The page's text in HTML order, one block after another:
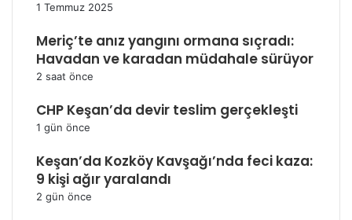
1 Temmuz 2025
Meriç’te anız yangını ormana sıçradı:
Havadan ve karadan müdahale sürüyor
2 saat önce
CHP Keşan’da devir teslim gerçekleşti
1 gün önce
Keşan’da Kozköy Kavşağı’nda feci kaza:
9 kişi ağır yaralandı
2 gün önce